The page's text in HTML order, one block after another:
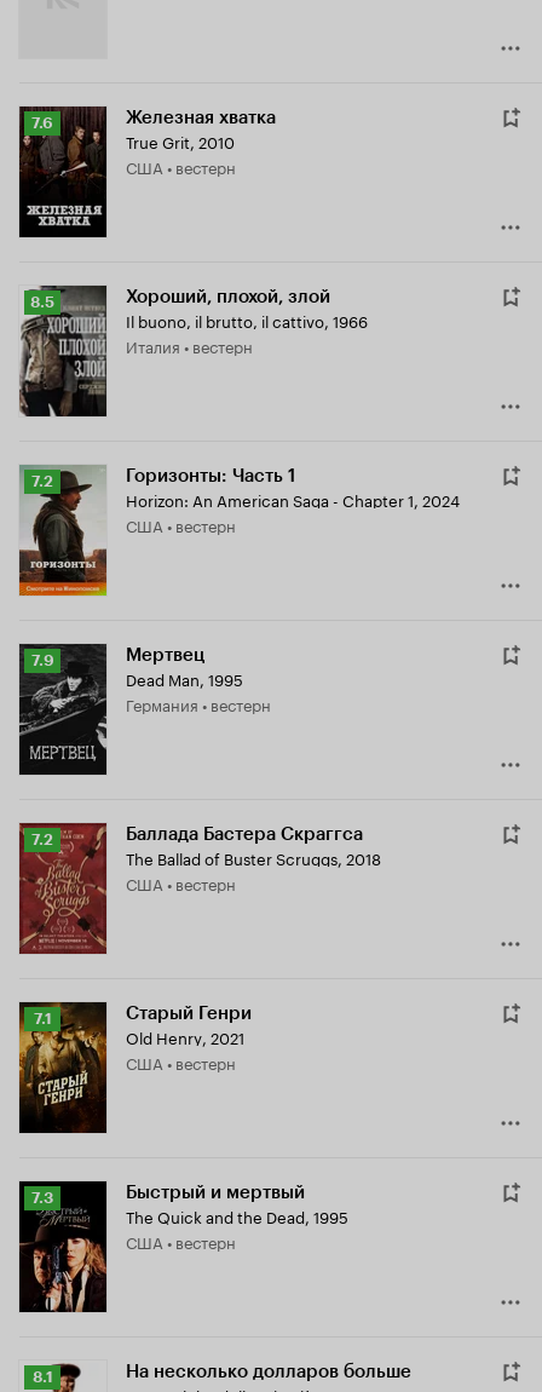
Рейтинг
Кинопоиска
7.6
7.6 Железная хватка
True Grit, 2010
США • вестерн
Рейтинг
Кинопоиска
8.5
8.5 Хороший, плохой, злой
Il buono, il brutto, il cattivo, 1966
Италия • вестерн
Рейтинг
Кинопоиска
7.2
7.2 Горизонты: Часть 1
Horizon: An American Saga - Chapter 1, 2024
США • вестерн
Рейтинг
Кинопоиска
7.9
7.9 Мертвец
Dead Man, 1995
Германия • вестерн
Рейтинг
Кинопоиска
7.2
7.2 Баллада Бастера Скраггса
The Ballad of Buster Scruggs, 2018
США • вестерн
Рейтинг
Кинопоиска
7.1
7.1 Старый Генри
Old Henry, 2021
США • вестерн
Рейтинг
Кинопоиска
7.3
7.3 Быстрый и мертвый
The Quick and the Dead, 1995
США • вестерн
Рейтинг
8.1 На несколько долларов больше